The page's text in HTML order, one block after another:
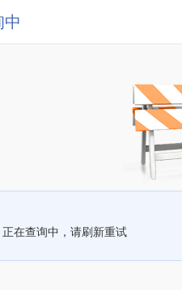
中
正在查询中，请刷新重试